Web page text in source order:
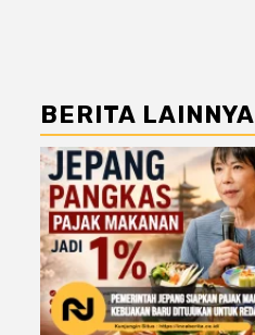
BERITA LAINNYA